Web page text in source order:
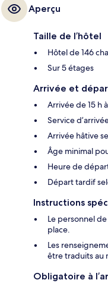
Aperçu
Taille de l’hôtel
Hôtel de 146
Sur 5 étages
Arrivée et
Arrivée de 15 h
Service
Arrivée hâtive
Âge minimal
Heure de
Départ tardif
Instructions
Le personnel
place.
Les
être traduits au
Obligatoire à